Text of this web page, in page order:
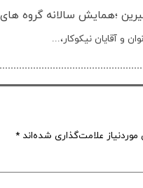
؛همایش سالانه گروه های
و آقایان نیکوکار،...
علامت‌گذاری شده‌اند *